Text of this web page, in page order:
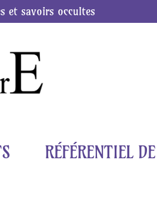
et savoirs occultes
RÉFÉRENTIEL